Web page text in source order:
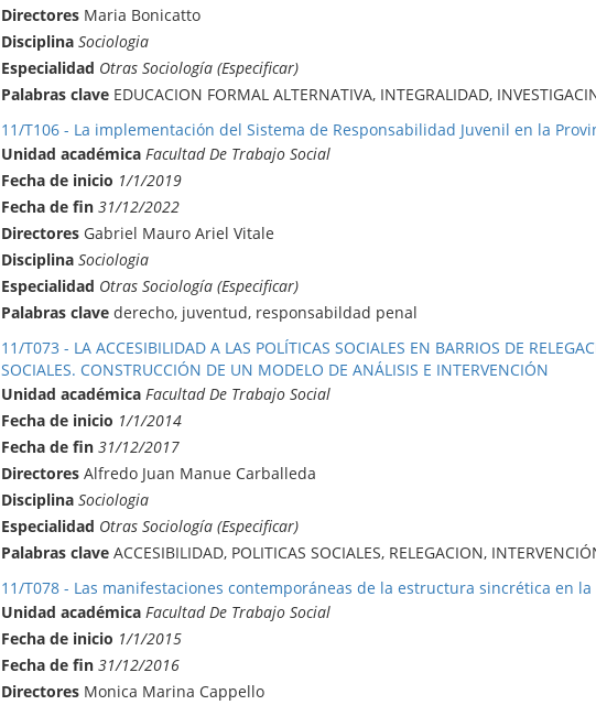
DirectoresMaria Bonicatto
Disciplina Sociologia
Especialidad Otras Sociología (Especificar)
Palabras claveEDUCACION FORMAL ALTERNATIVA, INTEGRALIDAD,
11/T106 - La implementación del Sistema de Responsabilidad Juvenil en la
Unidad académica Facultad De Trabajo Social
Fecha de inicio 1/1/2019
Fecha de fin 31/12/2022
DirectoresGabriel Mauro Ariel Vitale
Disciplina Sociologia
Especialidad Otras Sociología (Especificar)
Palabras clavederecho, juventud, responsabildad penal
11/T073 - LA ACCESIBILIDAD A LAS POLÍTICAS SOCIALES EN BARRIOS DE
SOCIALES. CONSTRUCCIÓN DE UN MODELO DE ANÁLISIS E INTERVENCIÓN
Unidad académica Facultad De Trabajo Social
Fecha de inicio 1/1/2014
Fecha de fin 31/12/2017
DirectoresAlfredo Juan Manue Carballeda
Disciplina Sociologia
Especialidad Otras Sociología (Especificar)
Palabras claveACCESIBILIDAD, POLITICAS SOCIALES, RELEGACION,
11/T078 - Las manifestaciones contemporáneas de la estructura sincrética en
Unidad académica Facultad De Trabajo Social
Fecha de inicio 1/1/2015
Fecha de fin 31/12/2016
DirectoresMonica Marina Cappello